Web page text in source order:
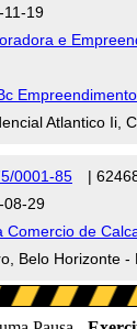
11-19
e
Atlantico Ii,
0001-85
|
08-29
Comercio de
Belo Horizonte -